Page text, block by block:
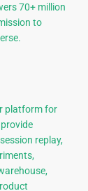
70+ million
to
platform for
replay,